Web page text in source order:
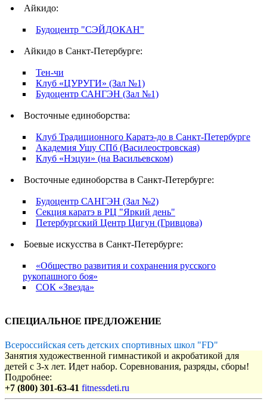
Айкидо:
Будоцентр "СЭЙДОКАН"
Айкидо в Санкт-Петербурге:
Тен-чи
Клуб «ЦУРУГИ» (Зал №1)
Будоцентр САНГЭН (Зал №1)
Восточные единоборства:
Клуб Традиционного Каратэ-до в Санкт-Петербурге
Академия Ушу СПб (Василеостровская)
Клуб «Нэцуи» (на Васильевском)
Восточные единоборства в Санкт-Петербурге:
Будоцентр САНГЭН (Зал №2)
Секция каратэ в РЦ "Яркий день"
Петербургский Центр Цигун (Гривцова)
Боевые искусства в Санкт-Петербурге:
«Общество развития и сохранения русского
рукопашного боя»
СОК «Звезда»
СПЕЦИАЛЬНОЕ ПРЕДЛОЖЕНИЕ
Всероссийская сеть детских спортивных школ "FD"
Занятия художественной гимнастикой и акробатикой для
детей с 3-х лет. Идет набор. Соревнования, разряды, сборы!
Подробнее:
+7 (800) 301-63-41 fitnessdeti.ru